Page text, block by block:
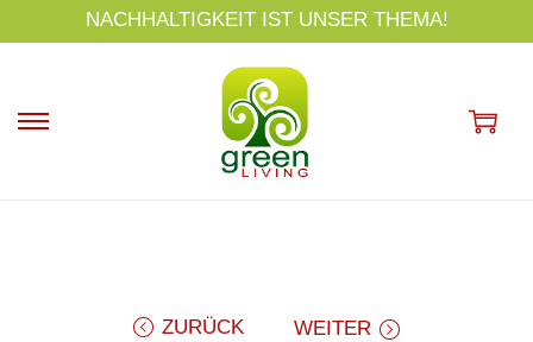
p
NACHHALTIGKEIT IST UNSER THEMA!
ZURÜCK WEITER